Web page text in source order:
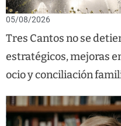
05/08/2026
Tres Cantos no se
estratégicos, mejoras
ocio y conciliación